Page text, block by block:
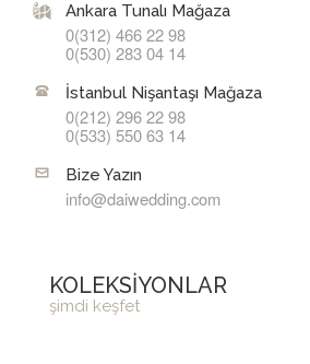
Ankara Tunalı Mağaza
0(312) 466 22 98
0(530) 283 04 14
İstanbul Nişantaşı Mağaza
0(212) 296 22 98
0(533) 550 63 14
Bize Yazın
info@daiwedding.com
KOLEKSİYONLAR
şimdi keşfet